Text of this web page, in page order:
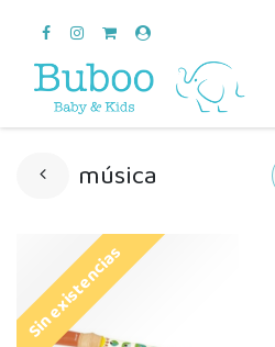
música
Sin existencias